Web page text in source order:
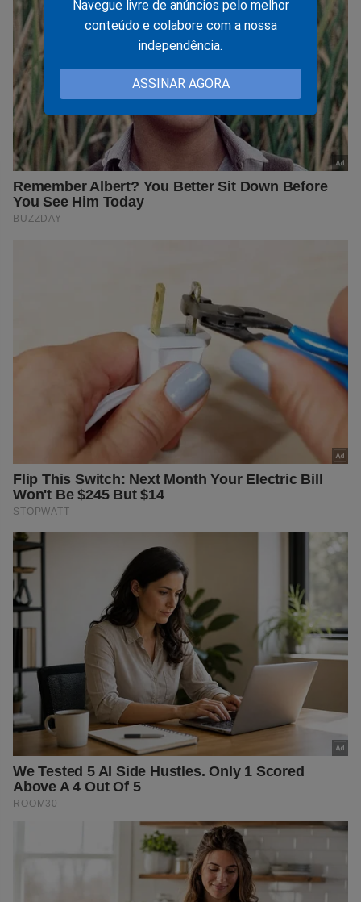
Navegue livre de anúncios pelo melhor
conteúdo e colabore com a nossa
independência.
ASSINAR AGORA